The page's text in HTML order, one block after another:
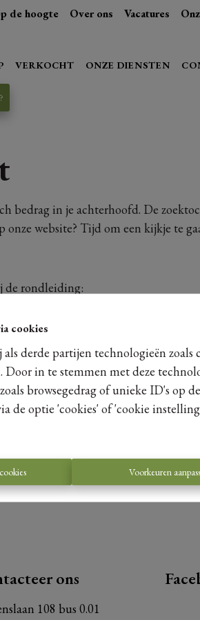
cookies
derde partijen technologieën zoals
in te stemmen met deze
browsegedrag of unieke ID's op
de optie 'cookies' of 'cookie
Voorkeuren
de hoogte Over ons Vacatures
VERKOCHT ONZE DIENSTEN
bedrag in je achterhoofd. De
website? Tijd om een kijkje te
de rondleiding:
ons
108 bus 0.01